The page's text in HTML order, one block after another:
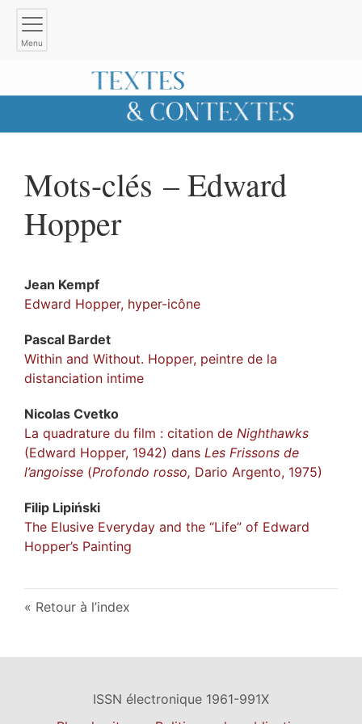
Menu
Mots-clés – Edward
Hopper
Jean Kempf
Edward Hopper, hyper-icône
Pascal Bardet
Within and Without. Hopper, peintre de la
distanciation intime
Nicolas Cvetko
La quadrature du film : citation de Nighthawks
(Edward Hopper, 1942) dans Les Frissons de
l’angoisse (Profondo rosso, Dario Argento, 1975)
Filip Lipiński
The Elusive Everyday and the “Life” of Edward
Hopper’s Painting
Retour à l’index
ISSN électronique 1961-991X